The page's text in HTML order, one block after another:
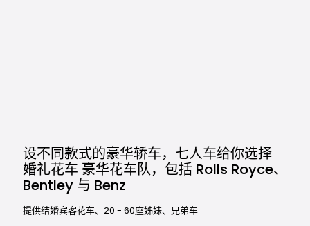
设不同款式的豪华轿车，七人车给你选择
婚礼花车 豪华花车队，包括 Rolls Royce、
Bentley 与 Benz
提供结婚宾客花车、20 - 60座姊妹、兄弟车